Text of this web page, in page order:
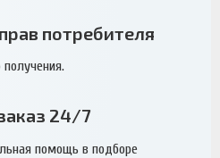
потребителя
24/7
помощь в подборе